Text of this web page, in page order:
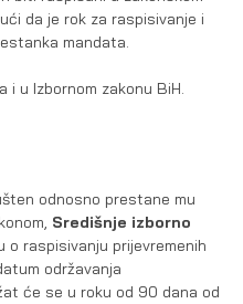
da je rok za raspisivanje i
mandata.
i u Izbornom zakonu BiH.
odnosno prestane mu
Središnje izborno
o raspisivanju prijevremenih
održavanja
će se u roku od 90 dana od